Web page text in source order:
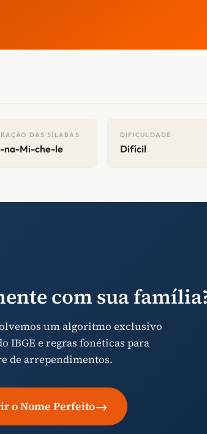
DAS SÍLABAS
na-Mi-che-le
DIFICULDADE
Difícil
com sua
um algoritmo exclusivo
IBGE e regras fonéticas para
de arrependimentos.
o Nome Perfeito→